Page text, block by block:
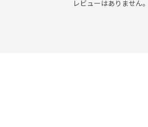
レビューはありません。